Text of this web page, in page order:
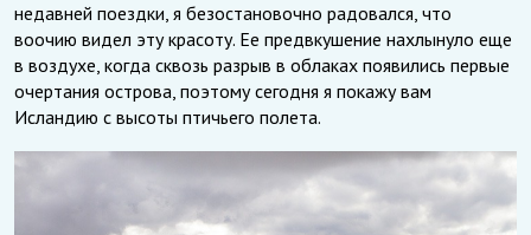
недавней поездки, я безостановочно радовался, что
воочию видел эту красоту. Ее предвкушение нахлынуло еще
в воздухе, когда сквозь разрыв в облаках появились первые
очертания острова, поэтому сегодня я покажу вам
Исландию с высоты птичьего полета.